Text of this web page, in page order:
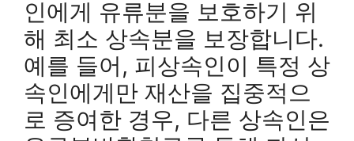
인에게 유류분을 보호하기 위
해 최소 상속분을 보장합니다.
예를 들어, 피상속인이 특정 상
속인에게만 재산을 집중적으
로 증여한 경우, 다른 상속인은